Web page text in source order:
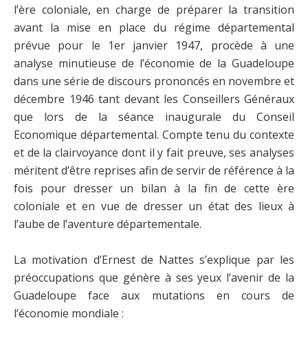
l’ère coloniale, en charge de préparer la transition
avant la mise en place du régime départemental
prévue pour le 1er janvier 1947, procède à une
analyse minutieuse de l’économie de la Guadeloupe
dans une série de discours prononcés en novembre et
décembre 1946 tant devant les Conseillers Généraux
que lors de la séance inaugurale du Conseil
Economique départemental. Compte tenu du contexte
et de la clairvoyance dont il y fait preuve, ses analyses
méritent d’être reprises afin de servir de référence à la
fois pour dresser un bilan à la fin de cette ère
coloniale et en vue de dresser un état des lieux à
l’aube de l’aventure départementale.
La motivation d’Ernest de Nattes s’explique par les
préoccupations que génère à ses yeux l’avenir de la
Guadeloupe face aux mutations en cours de
l’économie mondiale :